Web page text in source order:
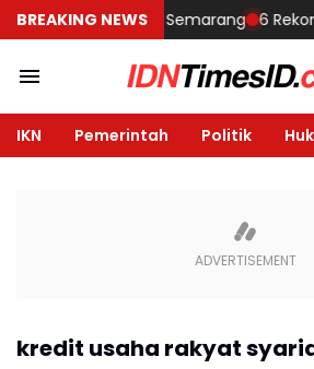
BREAKING NEWS
Rumah di Semarang 6
IKN Pemerintah Politik
kredit usaha rakyat